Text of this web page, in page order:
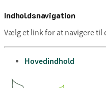
Indholdsnavigation
Vælg et link for at navigere til
gå til
Hovedindhold